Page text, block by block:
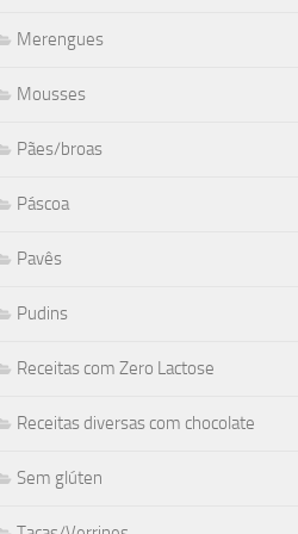
Merengues
Mousses
Pães/broas
Páscoa
Pavês
Pudins
Receitas com Zero Lactose
Receitas diversas com chocolate
Sem glúten